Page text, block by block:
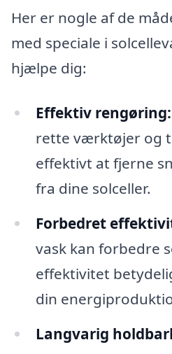
Her er nogle af de
med speciale i
hjælpe dig:
Effektiv rengøring:
rette værktøjer og
effektivt at fjerne
fra dine solceller.
Forbedret
vask kan forbedre
effektivitet
din
Langvarig